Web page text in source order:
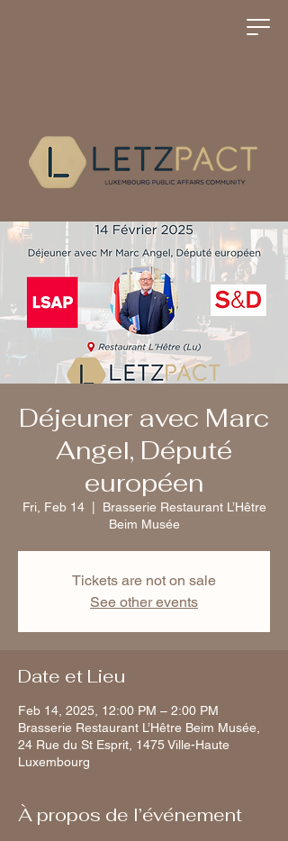
Déjeuner avec Marc
Angel, Député
européen
Fri, Feb 14
  |
Brasserie Restaurant L’Hêtre
Beim Musée
Tickets are not on sale
See other events
Date et Lieu
Feb 14, 2025, 12:00 PM – 2:00 PM
Brasserie Restaurant L’Hêtre Beim Musée,
24 Rue du St Esprit, 1475 Ville-Haute
Luxembourg
À propos de l’événement